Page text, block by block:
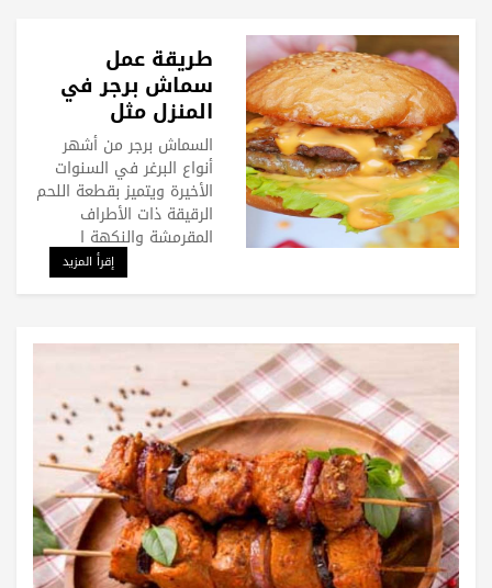
طريقة عمل
سماش برجر في
المنزل مثل
المطاعم
السماش برجر من أشهر
أنواع البرغر في السنوات
الأخيرة ويتميز بقطعة اللحم
الرقيقة ذات الأطراف
المقرمشة والنكهة ا
إقرأ المزيد